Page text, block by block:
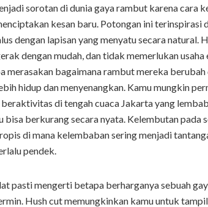
sorotan di dunia gaya rambut karena cara
kesan baru. Potongan ini terinspirasi
dengan lapisan yang menyatu secara natural.
dengan mudah, dan tidak memerlukan
merasakan bagaimana rambut mereka
hidup dan menyenangkan. Kamu mungkin
di tengah cuaca Jakarta yang
bisa berkurang secara nyata. Kelembutan pada
di mana kelembaban sering menjadi
pendek.
pasti mengerti betapa berharganya sebuah
Hush cut memungkinkan kamu untuk